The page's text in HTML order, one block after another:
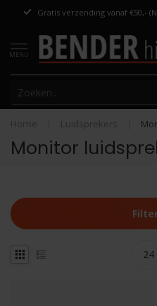
Gratis verzending vanaf €50,-
MENU
Home Luidsprekers
Monitor